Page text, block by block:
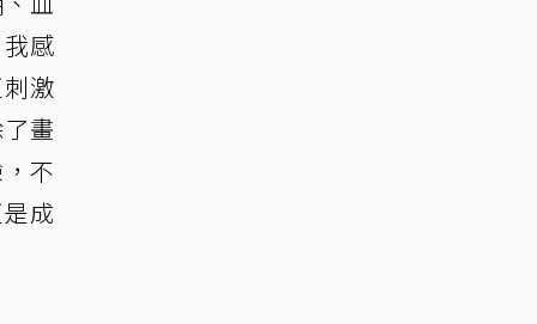
感
激
畫
不
成